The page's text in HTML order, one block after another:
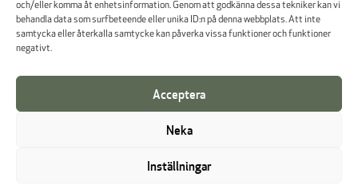
och/eller komma åt enhetsinformation. Genom att godkänna dessa tekniker kan vi
behandla data som surfbeteende eller unika ID:n på denna webbplats. Att inte
samtycka eller återkalla samtycke kan påverka vissa funktioner och funktioner
negativt.
Acceptera
Neka
Inställningar